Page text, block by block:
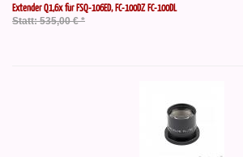
Extender Q1,6x für FSQ-106ED, FC-100DZ FC-100DL
Statt: 535,00 € *